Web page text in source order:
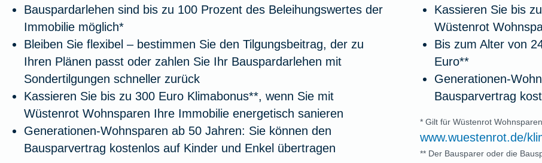
Bauspardarlehen sind bis zu 100 Prozent des Beleihungswertes der
Immobilie möglich*
Bleiben Sie flexibel – bestimmen Sie den Tilgungsbeitrag, der zu
Ihren Plänen passt oder zahlen Sie Ihr Bauspardarlehen mit
Sondertilgungen schneller zurück
Kassieren Sie bis zu 300 Euro Klimabonus**, wenn Sie mit
Wüstenrot Wohnsparen Ihre Immobilie energetisch sanieren
Generationen-Wohnsparen ab 50 Jahren: Sie können den
Bausparvertrag kostenlos auf Kinder und Enkel übertragen
Kassieren Sie bis
Wüstenrot
Bis zum Alter von
Euro**
Generationen-
Bausparvertrag
* Gilt für Wüstenrot
www.wuestenrot.de/
** Der Bausparer oder die